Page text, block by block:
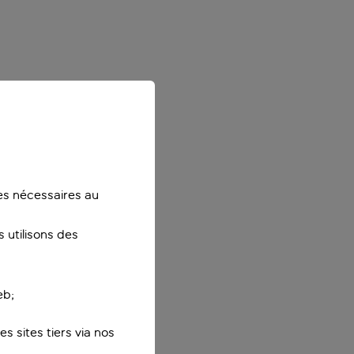
nécessaires au
utilisons des
sites tiers via nos